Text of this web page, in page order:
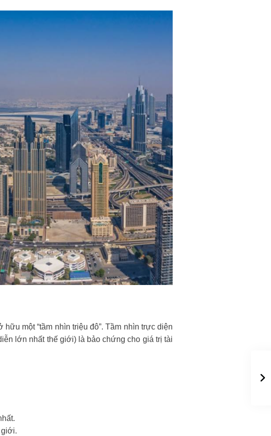
một “tầm nhìn triệu đô”. Tầm nhìn trực diện
lớn nhất thế giới) là bảo chứng cho giá trị tài
giới.